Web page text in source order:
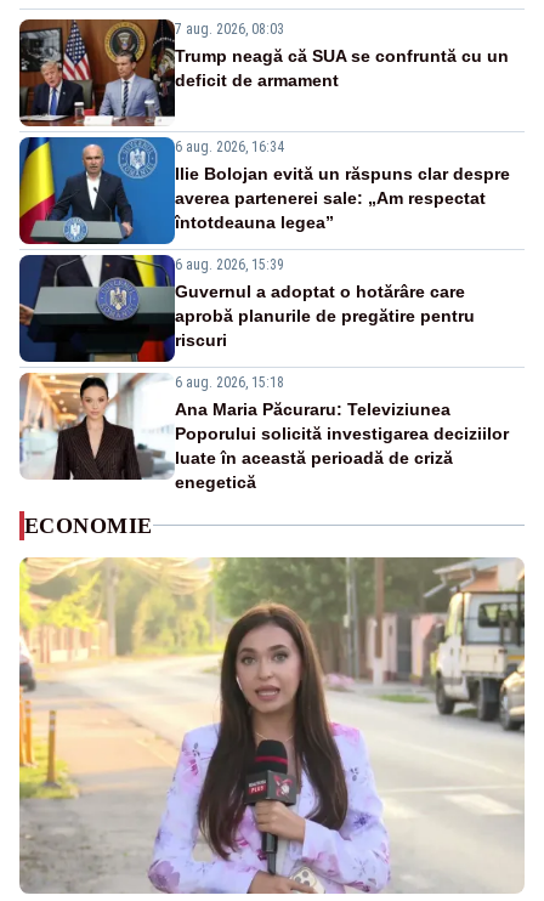
7 aug. 2026, 08:03
Trump neagă că SUA se confruntă cu un
deficit de armament
6 aug. 2026, 16:34
Ilie Bolojan evită un răspuns clar despre
averea partenerei sale: „Am respectat
întotdeauna legea”
6 aug. 2026, 15:39
Guvernul a adoptat o hotărâre care
aprobă planurile de pregătire pentru
riscuri
6 aug. 2026, 15:18
Ana Maria Păcuraru: Televiziunea
Poporului solicită investigarea deciziilor
luate în această perioadă de criză
enegetică
ECONOMIE